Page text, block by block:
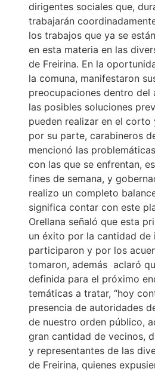
dirigentes sociales que,
trabajarán
los trabajos que ya se
en esta materia en las
de Freirina. En la
la comuna, manifestaron
preocupaciones dentro
las posibles soluciones
pueden realizar en el corto
por su parte, carabineros
mencionó las
con las que se enfrentan,
fines de semana, y
realizo un completo
significa contar con este
Orellana señaló que esta
un éxito por la cantidad de
participaron y por los
tomaron, además aclaró
definida para el próximo
temáticas a tratar, “hoy
presencia de autoridades
de nuestro orden público,
gran cantidad de vecinos,
y representantes de las
de Freirina, quienes